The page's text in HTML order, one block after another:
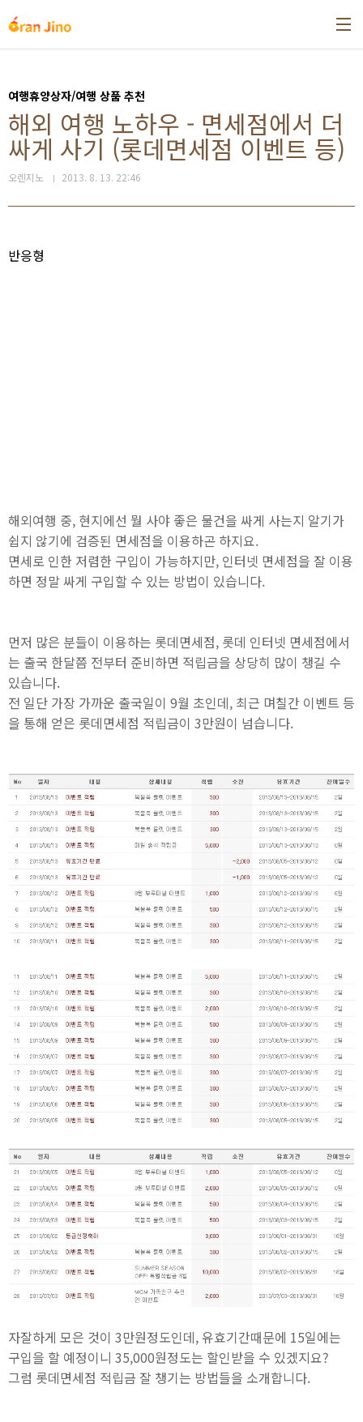
여행휴양상자/여행 상품 추천
해외 여행 노하우 - 면세점에서 더
싸게 사기 (롯데면세점 이벤트 등)
오렌지노 2013. 8. 13. 22:46
반응형
해외여행 중, 현지에선 뭘 사야 좋은 물건을 싸게 사는지 알기가
쉽지 않기에 검증된 면세점을 이용하곤 하지요.
면세로 인한 저렴한 구입이 가능하지만, 인터넷 면세점을 잘 이용
하면 정말 싸게 구입할 수 있는 방법이 있습니다.
먼저 많은 분들이 이용하는 롯데면세점, 롯데 인터넷 면세점에서
는 출국 한달쯤 전부터 준비하면 적립금을 상당히 많이 챙길 수
있습니다.
전 일단 가장 가까운 출국일이 9월 초인데, 최근 며칠간 이벤트 등
을 통해 얻은 롯데면세점 적립금이 3만원이 넘습니다.
자잘하게 모은 것이 3만원정도인데, 유효기간때문에 15일에는
구입을 할 예정이니 35,000원정도는 할인받을 수 있겠지요?
그럼 롯데면세점 적립금 잘 챙기는 방법들을 소개합니다.